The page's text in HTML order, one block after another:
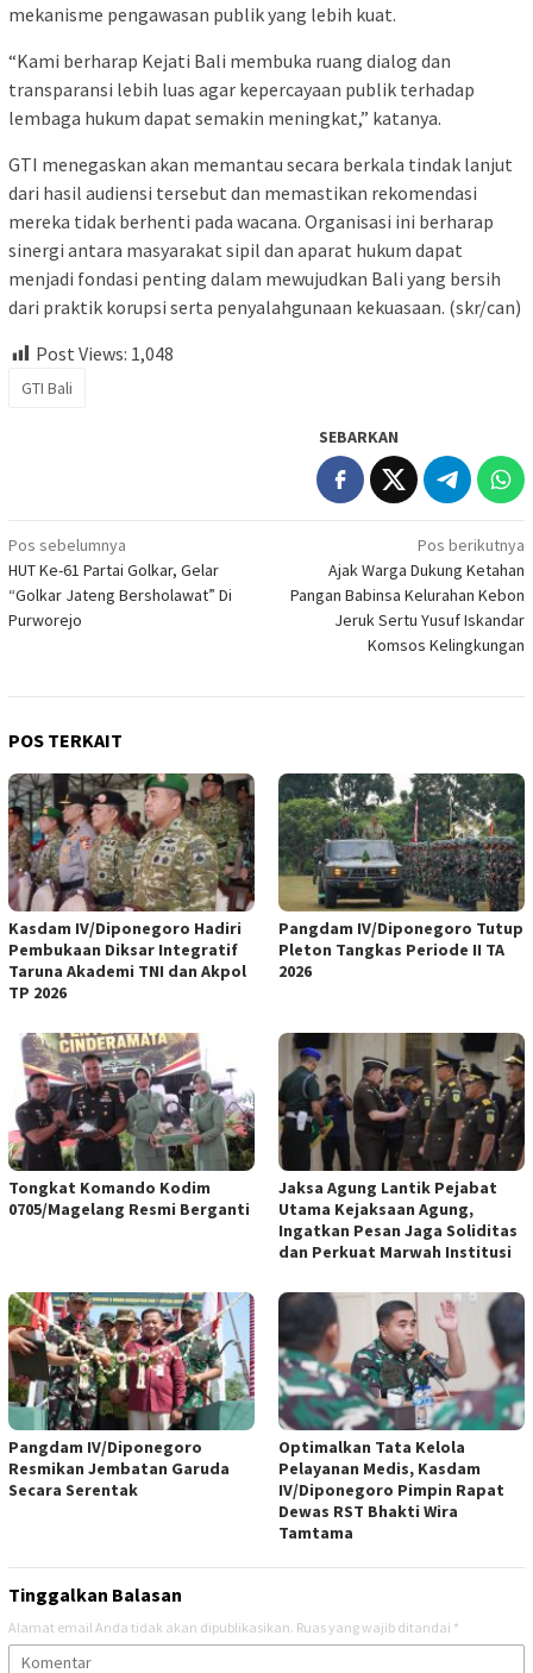
mekanisme pengawasan publik yang lebih kuat.
“Kami berharap Kejati Bali membuka ruang dialog dan
transparansi lebih luas agar kepercayaan publik terhadap
lembaga hukum dapat semakin meningkat,” katanya.
GTI menegaskan akan memantau secara berkala tindak lanjut
dari hasil audiensi tersebut dan memastikan rekomendasi
mereka tidak berhenti pada wacana. Organisasi ini berharap
sinergi antara masyarakat sipil dan aparat hukum dapat
menjadi fondasi penting dalam mewujudkan Bali yang bersih
dari praktik korupsi serta penyalahgunaan kekuasaan. (skr/can)
Post Views: 1,048
GTI Bali
SEBARKAN
Navigasi
pos
Pos sebelumnya
HUT Ke-61 Partai Golkar, Gelar
“Golkar Jateng Bersholawat” Di
Purworejo
Pos berikutnya
Ajak Warga Dukung Ketahan
Pangan Babinsa Kelurahan Kebon
Jeruk Sertu Yusuf Iskandar
Komsos Kelingkungan
POS TERKAIT
Kasdam IV/Diponegoro Hadiri
Pembukaan Diksar Integratif
Taruna Akademi TNI dan Akpol
TP 2026
‎Pangdam IV/Diponegoro Tutup
Pleton Tangkas Periode II TA
2026
Tongkat Komando Kodim
0705/Magelang Resmi Berganti ‎
Jaksa Agung Lantik Pejabat
Utama Kejaksaan Agung,
‎Ingatkan Pesan Jaga Soliditas
‎dan Perkuat Marwah Institusi ‎
‎Pangdam IV/Diponegoro
Resmikan Jembatan Garuda
Secara Serentak
Optimalkan Tata Kelola
Pelayanan Medis, Kasdam
IV/Diponegoro Pimpin Rapat
Dewas RST Bhakti Wira
Tamtama
Tinggalkan Balasan
Alamat email Anda tidak akan dipublikasikan. Ruas yang wajib ditandai *